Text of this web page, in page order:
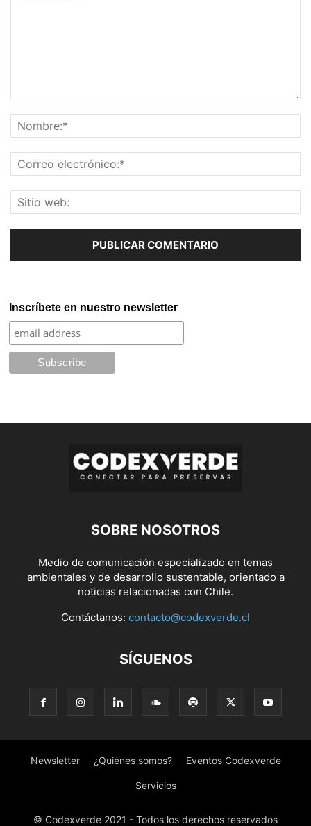
Inscríbete en nuestro newsletter
SOBRE NOSOTROS
Medio de comunicación especializado en temas
ambientales y de desarrollo sustentable, orientado a
noticias relacionadas con Chile.
Contáctanos: contacto@codexverde.cl
SÍGUENOS
Newsletter ¿Quiénes somos? Eventos Codexverde
Servicios
© Codexverde 2021 - Todos los derechos reservados